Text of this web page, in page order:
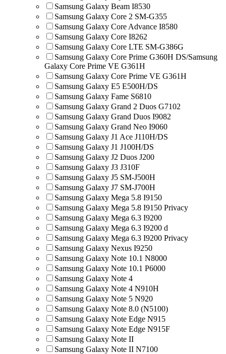
Samsung Galaxy Beam I8530
Samsung Galaxy Core 2 SM-G355
Samsung Galaxy Core Advance I8580
Samsung Galaxy Core I8262
Samsung Galaxy Core LTE SM-G386G
Samsung Galaxy Core Prime G360H DS/Samsung
Galaxy Core Prime VE G361H
Samsung Galaxy Core Prime VE G361H
Samsung Galaxy E5 E500H/DS
Samsung Galaxy Fame S6810
Samsung Galaxy Grand 2 Duos G7102
Samsung Galaxy Grand Duos I9082
Samsung Galaxy Grand Neo I9060
Samsung Galaxy J1 Ace J110H/DS
Samsung Galaxy J1 J100H/DS
Samsung Galaxy J2 Duos J200
Samsung Galaxy J3 J310F
Samsung Galaxy J5 SM-J500H
Samsung Galaxy J7 SM-J700H
Samsung Galaxy Mega 5.8 I9150
Samsung Galaxy Mega 5.8 I9150 Privacy
Samsung Galaxy Mega 6.3 I9200
Samsung Galaxy Mega 6.3 I9200 d
Samsung Galaxy Mega 6.3 I9200 Privacy
Samsung Galaxy Nexus I9250
Samsung Galaxy Note 10.1 N8000
Samsung Galaxy Note 10.1 P6000
Samsung Galaxy Note 4
Samsung Galaxy Note 4 N910H
Samsung Galaxy Note 5 N920
Samsung Galaxy Note 8.0 (N5100)
Samsung Galaxy Note Edge N915
Samsung Galaxy Note Edge N915F
Samsung Galaxy Note II
Samsung Galaxy Note II N7100